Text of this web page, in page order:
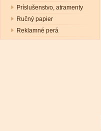
Príslušenstvo, atramenty
Ručný papier
Reklamné perá